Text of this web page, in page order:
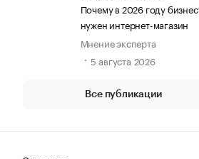
Почему в 2026 году
нужен интернет-магазин
Мнение эксперта
5 августа 2026
Все публикации